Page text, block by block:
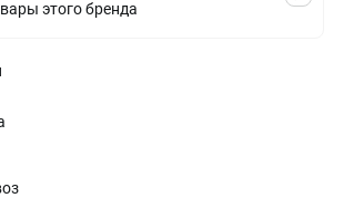
этого бренда